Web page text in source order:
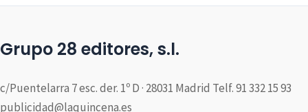
Grupo 28 editores, s.l.
c/Puentelarra 7 esc. der. 1º D · 28031 Madrid Telf. 91 332 15 93
publicidad@laquincena.es